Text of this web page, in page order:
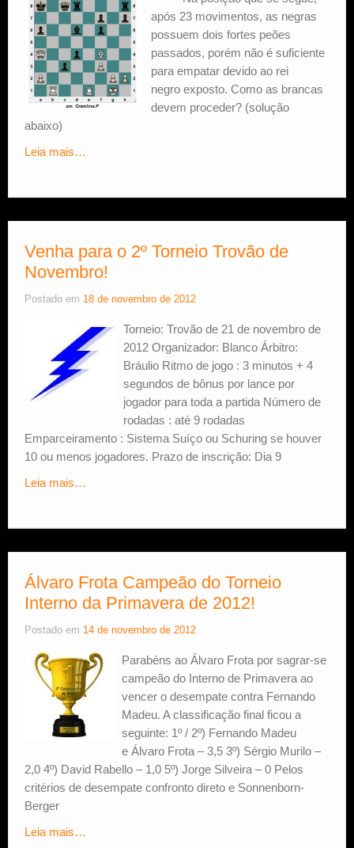
Estude Xadrez
após 23 movimentos, as negras
possuem dois fortes peões
passados, porém não é suficiente
para empatar devido ao rei
negro exposto. Como as brancas
devem proceder? (solução
abaixo)
Leia mais…
Venha para o 2º Torneio Trovão de
Novembro!
Postado em 18 de novembro de 2012
Torneio: Trovão de 21 de novembro de
2012 Organizador: Blanco Árbitro:
Bráulio Ritmo de jogo : 3 minutos + 4
segundos de bônus por lance por
jogador para toda a partida Número de
rodadas : até 9 rodadas
Emparceiramento : Sistema Suíço ou Schuring se houver
10 ou menos jogadores. Prazo de inscrição: Dia 9
Leia mais…
Álvaro Frota Campeão do Torneio
Interno da Primavera de 2012!
Postado em 14 de novembro de 2012
Parabéns ao Álvaro Frota por sagrar-se
campeão do Interno de Primavera ao
vencer o desempate contra Fernando
Madeu. A classificação final ficou a
seguinte: 1º / 2º) Fernando Madeu
e Álvaro Frota – 3,5 3º) Sérgio Murilo –
2,0 4º) David Rabello – 1,0 5º) Jorge Silveira – 0 Pelos
critérios de desempate confronto direto e Sonnenborn-
Berger
Leia mais…